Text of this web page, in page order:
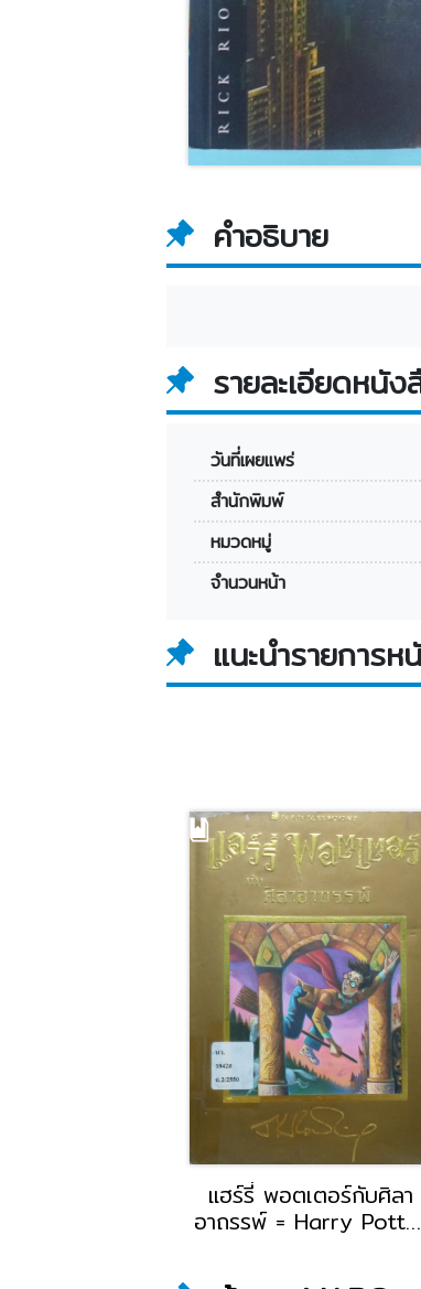
คำอธิบาย
รายละเอียดหนัง
วันที่เผยแพร่
สำนักพิมพ์
หมวดหมู่
จำนวนหน้า
แนะนำรายการ
แฮร์รี่ พอตเตอร์กับศิลา
อาถรรพ์ = Harry Potter